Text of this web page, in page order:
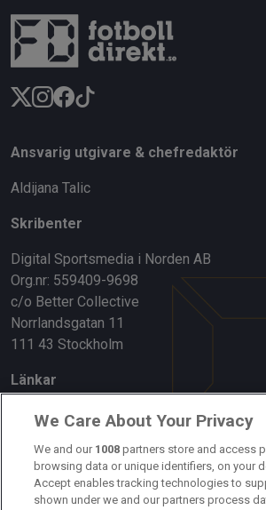
Ansvarig utgivare & chefredaktör
Aldijana Talic
Skribenter
Digital Sportsmedia i Norden AB
Org.nr: 559409-9698
c/o Better Collective
Norrlandsgatan 11
111 43 Stockholm
Länkar
Om oss
Kontakta oss
Kundtjänst
We Care About Your Privacy
We and our 1008 partners store and access
browsing data or unique identifiers, on your
Accept enables tracking technologies to
shown under we and our partners process